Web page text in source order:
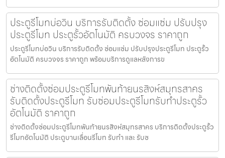
ประตูรีโมทบ่อวิน บริการรับติดตั้ง ซ่อมแซ่ม ปรับปรุง
ประตูรีโมท ประตูรั้วอัตโนมัติ ครบวงจร ราคาถูก
ประตูรีโมทบ่อวิน บริการรับติดตั้ง ซ่อมแซ่ม ปรับปรุงประตูรีโมท ประตูรั้ว
อัตโนมัติ ครบวงจร ราคาถูก พร้อมบริการดูแลหลังการข
ช่างติดตั้งซ่อมประตูรีโมทพันท้ายนรสิงห์สมุทรสาคร
รับติดตั้งประตูรีโมท รับซ่อมประตูรีโมทรับทำประตูรั้ว
อัตโนมัติ ราคาถูก
ช่างติดตั้งซ่อมประตูรีโมทพันท้ายนรสิงห์สมุทรสาคร บริการติดตั้งประตูรั้ว
รีโมทอัตโนมัติ ประตูบานเลื่อนรีโมท รับทำ และ รับซ